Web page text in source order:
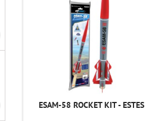
ESAM-58 ROCKET KIT - ESTES